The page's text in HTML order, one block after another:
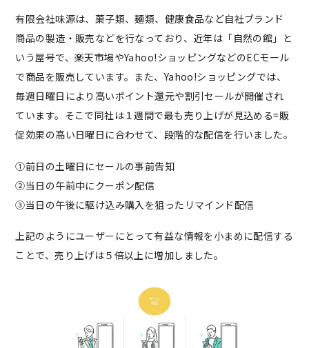
有限会社味源は、菓子類、麺類、健康食品など自社ブランド
商品の製造・販売などを行なっており、近年は「自然の館」と
いう屋号で、楽天市場やYahoo!ショッピングなどのECモール
で商品を販売しています。また、Yahoo!ショッピングでは、
毎週日曜日により高いポイント還元や割引セールが開催され
ています。そこで同社は１週間で最も売り上げが見込める=販
促効果の高い日曜日に合わせて、段階的な配信を行いました。
①前日の土曜日にセールの事前告知
②当日の午前中にクーポン配信
③当日の午後に駆け込み購入を狙ったリマインド配信
上記のようにユーザーにとって有益な情報を小まめに配信する
ことで、売り上げは５倍以上に増加しました。